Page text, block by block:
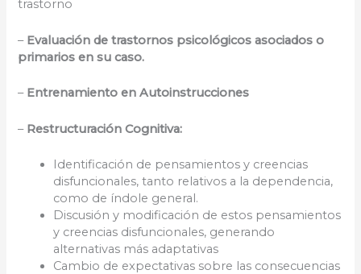
trastorno
– Evaluación de trastornos psicológicos asociados o
primarios en su caso.
– Entrenamiento en Autoinstrucciones
– Restructuración Cognitiva:
Identificación de pensamientos y creencias
disfuncionales, tanto relativos a la dependencia,
como de índole general.
Discusión y modificación de estos pensamientos
y creencias disfuncionales, generando
alternativas más adaptativas
Cambio de expectativas sobre las consecuencias